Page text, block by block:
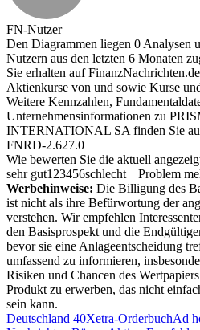
FN-Nutzer
Den Diagrammen liegen 0 Analysen
Nutzern aus den letzten 6 Monaten
Sie erhalten auf
Aktienkurse von und sowie Kurse
Weitere Kennzahlen,
Unternehmensinformationen zu
INTERNATIONAL SA finden Sie
FNRD-2.627.0
Wie bewerten Sie die aktuell
sehr gut1 23456schlecht
Problem
Werbehinweise: Die Billigung des
ist nicht als ihre Befürwortung der
verstehen. Wir empfehlen
den Basisprospekt und die
bevor sie eine Anlageentscheidung
umfassend zu informieren,
Risiken und Chancen des
Produkt zu erwerben, das nicht
sein kann.
Deutschland 40Xetra-OrderbuchAd